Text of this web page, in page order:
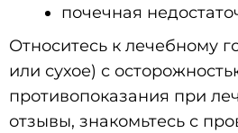
почечная
Относитесь к лечебному
или сухое) с
противопоказания при
отзывы, знакомьтесь с